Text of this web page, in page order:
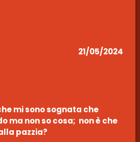
21/05/2024
mi sono sognata che
ma non so cosa; non è che
pazzia?